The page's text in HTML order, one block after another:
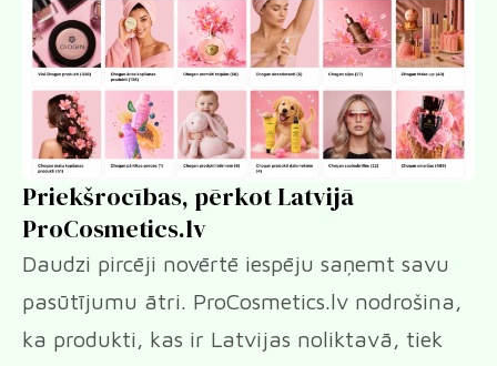
Priekšrocības, pērkot Latvijā
ProCosmetics.lv
Daudzi pircēji novērtē iespēju saņemt savu
pasūtījumu ātri. ProCosmetics.lv nodrošina,
ka produkti, kas ir Latvijas noliktavā, tiek